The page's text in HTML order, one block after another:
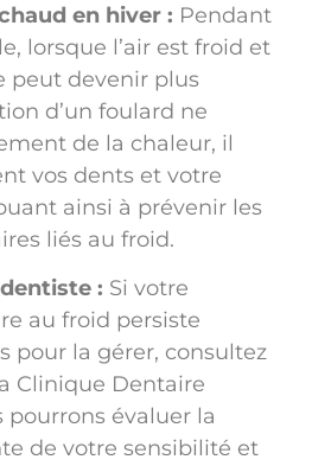
en hiver : Pendant
lorsque l’air est froid et
peut devenir plus
d’un foulard ne
de la chaleur, il
vos dents et votre
ainsi à prévenir les
liés au froid.
: Si votre
au froid persiste
pour la gérer, consultez
Clinique Dentaire
pourrons évaluer la
de votre sensibilité et